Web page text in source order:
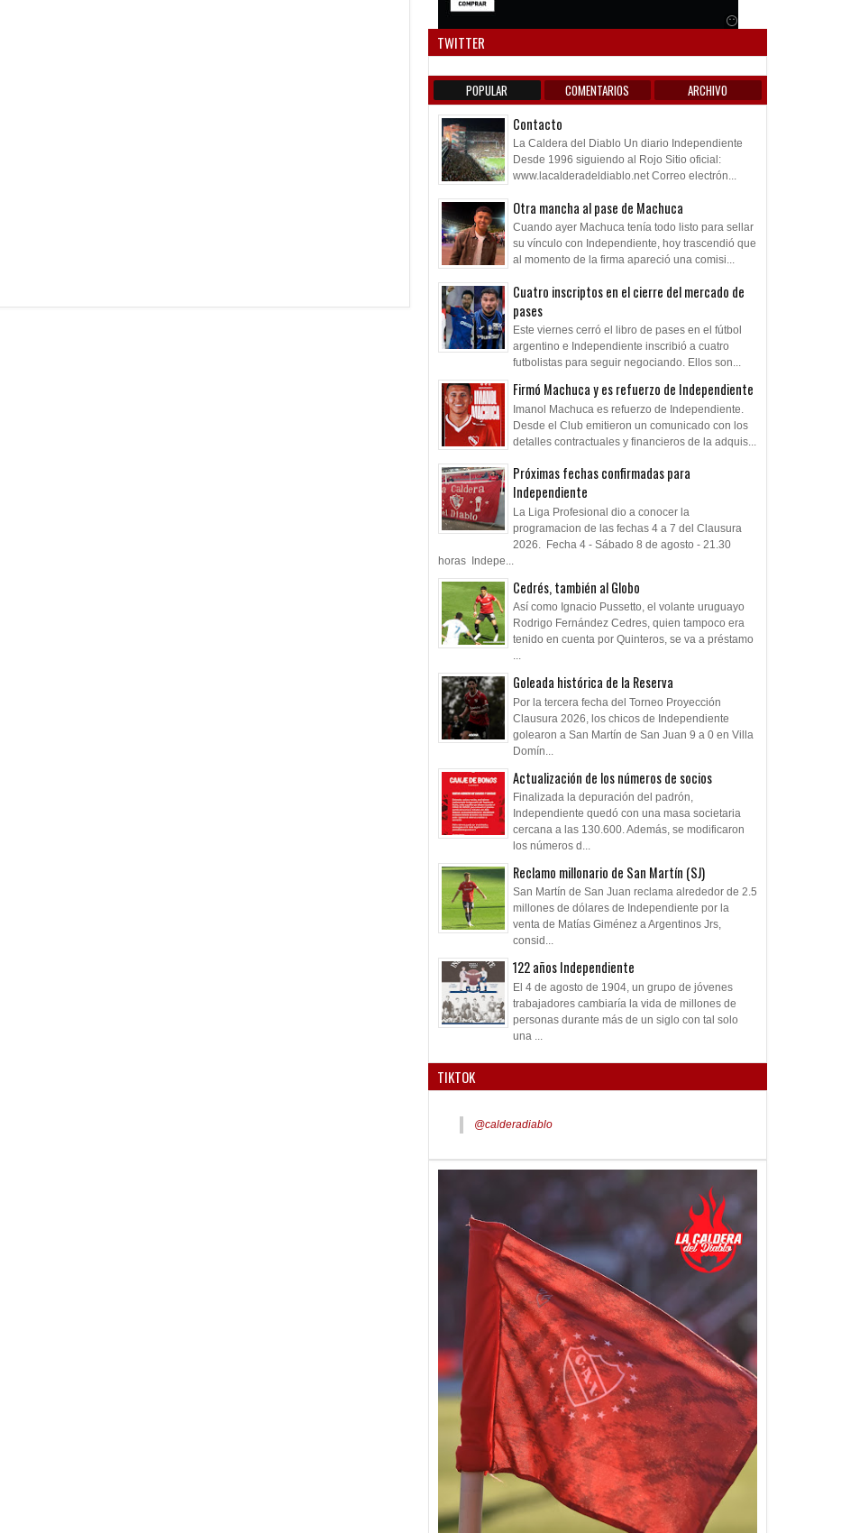
TWITTER
POPULAR COMENTARIOS ARCHIVO
Contacto
La Caldera del Diablo Un diario Independiente
Desde 1996 siguiendo al Rojo Sitio oficial:
www.lacalderadeldiablo.net Correo electrón...
Otra mancha al pase de Machuca
Cuando ayer Machuca tenía todo listo para sellar
su vínculo con Independiente, hoy trascendió que
al momento de la firma apareció una comisi...
Cuatro inscriptos en el cierre del mercado de
pases
Este viernes cerró el libro de pases en el fútbol
argentino e Independiente inscribió a cuatro
futbolistas para seguir negociando. Ellos son...
Firmó Machuca y es refuerzo de Independiente
Imanol Machuca es refuerzo de Independiente.
Desde el Club emitieron un comunicado con los
detalles contractuales y financieros de la adquis...
Próximas fechas confirmadas para
Independiente
La Liga Profesional dio a conocer la
programacion de las fechas 4 a 7 del Clausura
2026. Fecha 4 - Sábado 8 de agosto - 21.30
horas Indepe...
Cedrés, también al Globo
Así como Ignacio Pussetto, el volante uruguayo
Rodrigo Fernández Cedres, quien tampoco era
tenido en cuenta por Quinteros, se va a préstamo
...
Goleada histórica de la Reserva
Por la tercera fecha del Torneo Proyección
Clausura 2026, los chicos de Independiente
golearon a San Martín de San Juan 9 a 0 en Villa
Domín...
Actualización de los números de socios
Finalizada la depuración del padrón,
Independiente quedó con una masa societaria
cercana a las 130.600. Además, se modificaron
los números d...
Reclamo millonario de San Martín (SJ)
San Martín de San Juan reclama alrededor de 2.5
millones de dólares de Independiente por la
venta de Matías Giménez a Argentinos Jrs,
consid...
122 años Independiente
El 4 de agosto de 1904, un grupo de jóvenes
trabajadores cambiaría la vida de millones de
personas durante más de un siglo con tal solo
una ...
TIKTOK
@calderadiablo